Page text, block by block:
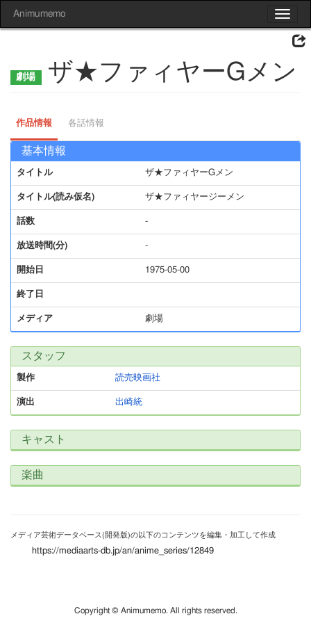
Toggle
Animumemo
ザ★ファィヤーGメン
作品情報 各話情報
基本情報
タイトル ザ★ファィヤーGメン
タイトル(読み仮名) ザ★ファィヤージーメン
話数 -
放送時間(分) -
開始日 1975-05-00
終了日
メディア 劇場
スタッフ
製作 読売映画社
演出 出崎統
キャスト
楽曲
メディア芸術データベース(開発版)の以下のコンテンツを編集・加工して作成
https://mediaarts-db.jp/an/anime_series/12849
Copyright © Animumemo. All rights reserved.